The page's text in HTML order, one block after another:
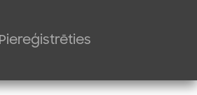
Piereģistrēties